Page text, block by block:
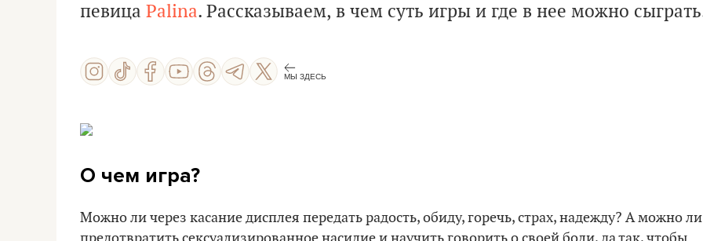
певица Palina. Рассказываем, в чем суть игры и где в нее можно
МЫ ЗДЕСЬ
О чем игра?
Можно ли через касание дисплея передать радость, обиду, горечь, страх, надежду? А можно ли